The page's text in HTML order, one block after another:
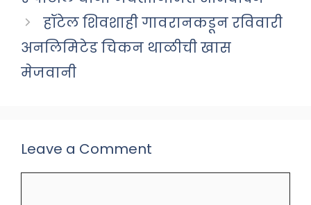
हॉटेल शिवशाही गावरानकडून रविवारी
अनलिमिटेड चिकन थाळीची खास
मेजवानी
Leave a Comment